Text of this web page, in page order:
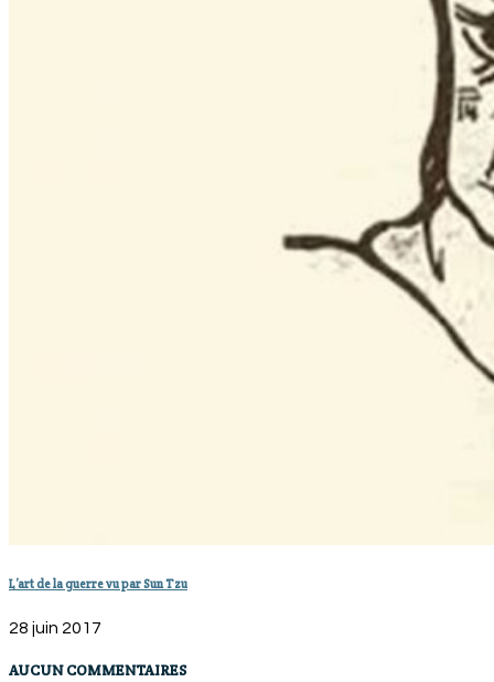
L’art de la guerre vu par Sun Tzu
28 juin 2017
AUCUN COMMENTAIRES